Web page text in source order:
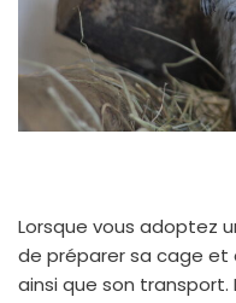
Lorsque vous adoptez
de préparer sa cage et
ainsi que son